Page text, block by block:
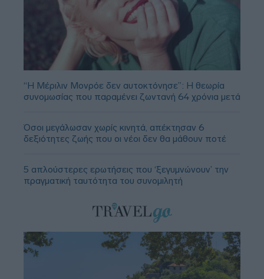
“Η Μέριλιν Μονρόε δεν αυτοκτόνησε”: Η θεωρία
συνομωσίας που παραμένει ζωντανή 64 χρόνια μετά
Όσοι μεγάλωσαν χωρίς κινητά, απέκτησαν 6
δεξιότητες ζωής που οι νέοι δεν θα μάθουν ποτέ
5 απλούστερες ερωτήσεις που ‘ξεγυμνώνουν’ την
πραγματική ταυτότητα του συνομιλητή